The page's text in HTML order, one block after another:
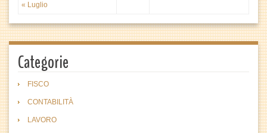
« Luglio
Categorie
FISCO
CONTABILITÀ
LAVORO